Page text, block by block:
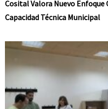
Cosital Valora Nuevo
Capacidad Técnica Municipal